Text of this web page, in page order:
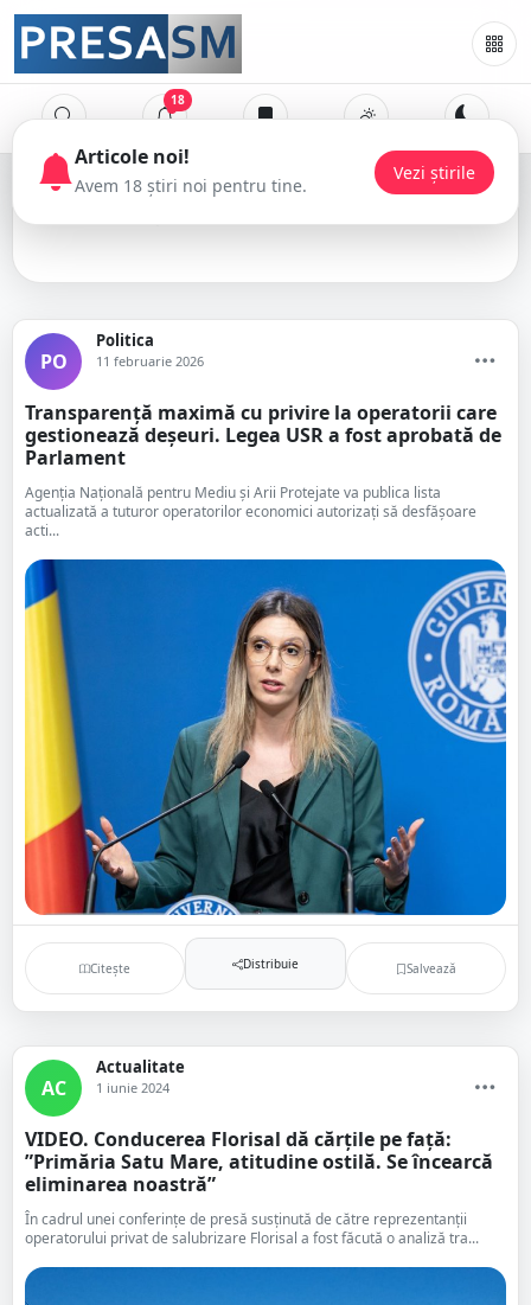
18
salubrizare
PO
Politica
11 februarie 2026
Transparență maximă cu privire la operatorii care
gestionează deșeuri. Legea USR a fost aprobată de
Parlament
Agenția Națională pentru Mediu și Arii Protejate va publica lista
actualizată a tuturor operatorilor economici autorizați să desfășoare
acti...
Citește Distribuie Salvează
AC
Actualitate
1 iunie 2024
VIDEO. Conducerea Florisal dă cărțile pe față:
”Primăria Satu Mare, atitudine ostilă. Se încearcă
eliminarea noastră”
În cadrul unei conferințe de presă susținută de către reprezentanții
operatorului privat de salubrizare Florisal a fost făcută o analiză tra...